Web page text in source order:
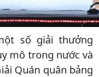
số giải thưởng
mô trong nước và
Quán quân bảng